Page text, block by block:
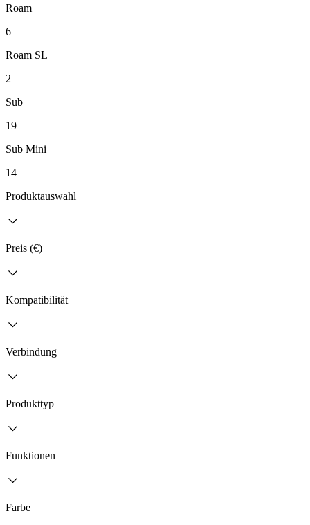
Roam
6
Roam SL
2
Sub
19
Sub Mini
14
Produktauswahl
Preis (€)
Kompatibilität
Verbindung
Produkttyp
Funktionen
Farbe